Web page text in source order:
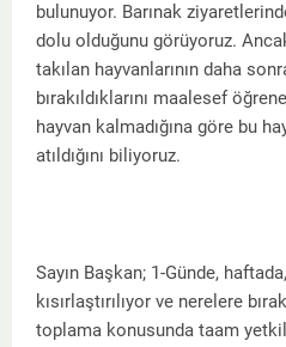
bulunuyor. Barınak
dolu olduğunu görüyoruz.
takılan hayvanlarının daha
bırakıldıklarını maalesef
hayvan kalmadığına göre bu
atıldığını biliyoruz.
Sayın Başkan; 1-Günde,
kısırlaştırılıyor ve nerelere
toplama konusunda taam